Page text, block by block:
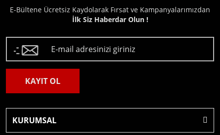
E-Bültene Ücretsiz Kaydolarak Fırsat ve Kampanyalarımızdan
İlk Siz Haberdar Olun !
KAYIT OL
KURUMSAL